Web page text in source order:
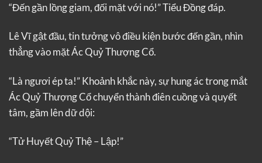
“Đến gần lồng giam, đối mặt với nó!” Tiểu Đồng đáp.
Lê Vĩ gật đầu, tin tưởng vô điều kiện bước đến gần, nhìn
thẳng vào mặt Ác Quỷ Thượng Cổ.
“Là ngươi ép ta!” Khoảnh khắc này, sự hung ác trong mắt
Ác Quỷ Thượng Cổ chuyển thành điên cuồng và quyết
tâm, gầm lên dữ dội:
“Tử Huyết Quỷ Thệ – Lập!”